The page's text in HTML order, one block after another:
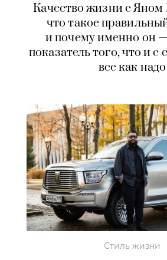
Качество жизни с
что такое
и почему именно он
показатель того, что и
все как надо
Стиль жизни